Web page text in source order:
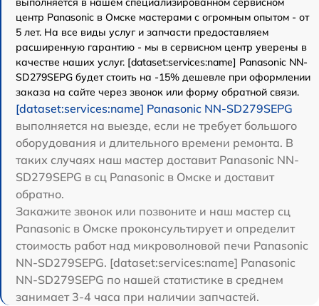
центр Panasonic в Омске мастерами с огромным опытом - от
5 лет. На все виды услуг и запчасти предоставляем
расширенную гарантию - мы в сервисном центр уверены в
качестве наших услуг. [dataset:services:name] Panasonic NN-
SD279SEPG будет стоить на -15% дешевле при оформлении
заказа на сайте через звонок или форму обратной связи.
[dataset:services:name] Panasonic NN-SD279SEPG
выполняется на выезде, если не требует большого
оборудования и длительного времени ремонта. В
таких случаях наш мастер доставит Panasonic NN-
SD279SEPG в сц Panasonic в Омске и доставит
обратно.
Закажите звонок или позвоните и наш мастер сц
Panasonic в Омске проконсультирует и определит
стоимость работ над микроволновой печи Panasonic
NN-SD279SEPG. [dataset:services:name] Panasonic
NN-SD279SEPG по нашей статистике в среднем
занимает 3-4 часа при наличии запчастей.